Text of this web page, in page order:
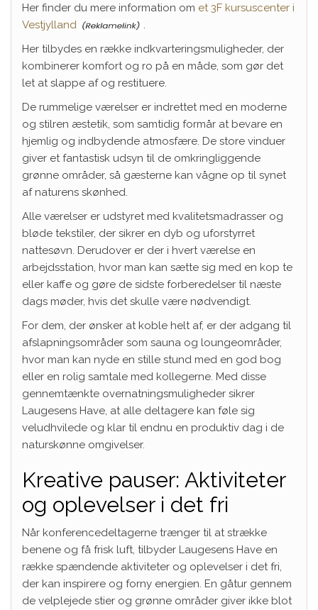
Her finder du mere information om et 3F kursuscenter i
Vestjylland
.
Her tilbydes en række indkvarteringsmuligheder, der
kombinerer komfort og ro på en måde, som gør det
let at slappe af og restituere.
De rummelige værelser er indrettet med en moderne
og stilren æstetik, som samtidig formår at bevare en
hjemlig og indbydende atmosfære. De store vinduer
giver et fantastisk udsyn til de omkringliggende
grønne områder, så gæsterne kan vågne op til synet
af naturens skønhed.
Alle værelser er udstyret med kvalitetsmadrasser og
bløde tekstiler, der sikrer en dyb og uforstyrret
nattesøvn. Derudover er der i hvert værelse en
arbejdsstation, hvor man kan sætte sig med en kop te
eller kaffe og gøre de sidste forberedelser til næste
dags møder, hvis det skulle være nødvendigt.
For dem, der ønsker at koble helt af, er der adgang til
afslapningsområder som sauna og loungeområder,
hvor man kan nyde en stille stund med en god bog
eller en rolig samtale med kollegerne. Med disse
gennemtænkte overnatningsmuligheder sikrer
Laugesens Have, at alle deltagere kan føle sig
veludhvilede og klar til endnu en produktiv dag i de
naturskønne omgivelser.
Kreative pauser: Aktiviteter
og oplevelser i det fri
Når konferencedeltagerne trænger til at strække
benene og få frisk luft, tilbyder Laugesens Have en
række spændende aktiviteter og oplevelser i det fri,
der kan inspirere og forny energien. En gåtur gennem
de velplejede stier og grønne områder giver ikke blot